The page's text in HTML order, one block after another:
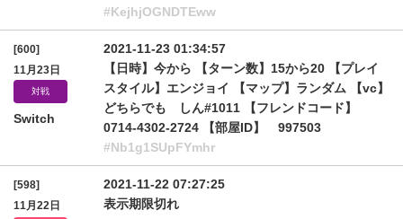
#KejhjOGNDTEww
[600]
11月23日
対戦
Switch
2021-11-23 01:34:57
【日時】今から 【ターン数】15から20 【プレイ
スタイル】エンジョイ 【マップ】ランダム 【vc】
どちらでも しん#1011 【フレンドコード】
0714-4302-2724 【部屋ID】 997503
#Nb1g1SUpFYmhr
[598]
11月22日
2021-11-22 07:27:25
表示期限切れ